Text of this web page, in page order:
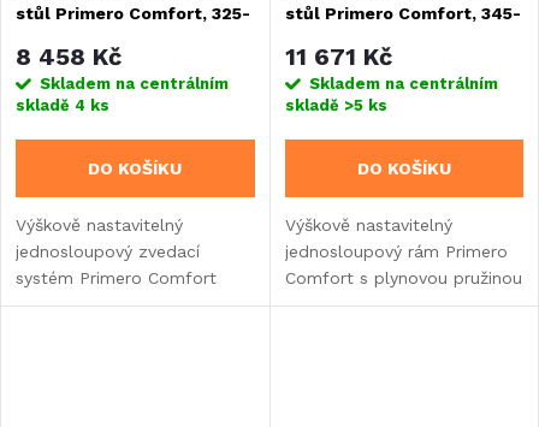
stůl Primero Comfort, 325-
8 458 Kč
Skladem na centrálním
skladě 4 ks
DO KOŠÍKU
Výškově nastavitelný
jednosloupový zvedací
systém Primero Comfort
HSK s rozsahem 325-
stůl Primero Comfort, 345-
11 671 Kč
Skladem na centrálním
skladě >5 ks
DO KOŠÍKU
Výškově nastavitelný
jednosloupový rám Primero
Comfort s plynovou pružinou
umožňující plynulé nastavení